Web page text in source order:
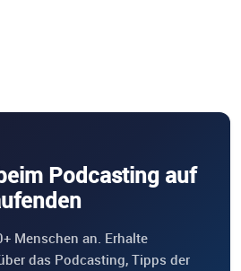
Podcasting auf
Menschen an. Erhalte
das Podcasting, Tipps der